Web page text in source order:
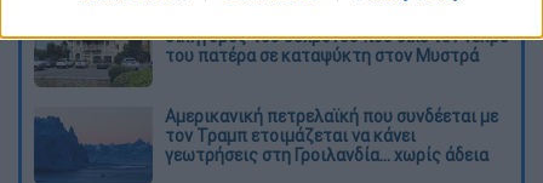
δικηγόρος του 55χρονου που είχε τον νεκρό
του πατέρα σε καταψύκτη στον Μυστρά
Αμερικανική πετρελαϊκή που συνδέεται με
τον Τραμπ ετοιμάζεται να κάνει
γεωτρήσεις στη Γροιλανδία... χωρίς άδεια